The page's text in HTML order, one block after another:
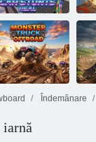
Mega Ramps
Casdorii cu
mașina Real
Monster Truck
Offroad
Îndemânare
iarnă